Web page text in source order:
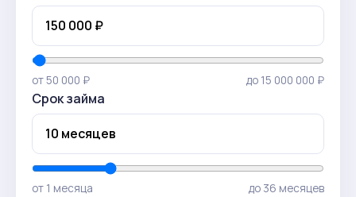
от 50 000 ₽ до 15 000 000 ₽
Срок займа
от 1 месяца до 36 месяцев